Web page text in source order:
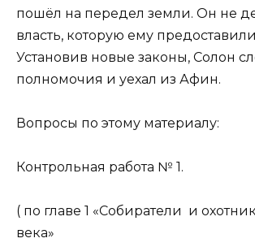
пошёл на передел земли. Он не
власть, которую ему
Установив новые законы, Солон
полномочия и уехал из Афин.
Вопросы по этому материалу:
Контрольная работа № 1.
( по главе 1 «Собиратели и
века»